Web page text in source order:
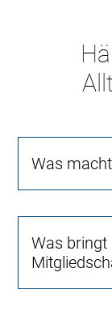
Was
Was bringt